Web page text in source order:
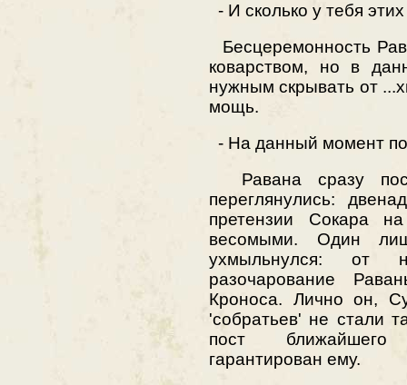
- И сколько у тебя
Бесцеремонность
коварством, но в
нужным скрывать от
мощь.
- На данный момент
Равана сразу
переглянулись:
претензии Сокара
весомыми. Один
ухмыльнулся: от
разочарование
Кроноса. Лично он,
'собратьев' не стали
пост
гарантирован ему.